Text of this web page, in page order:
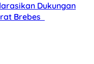
Dukungan
Brebes